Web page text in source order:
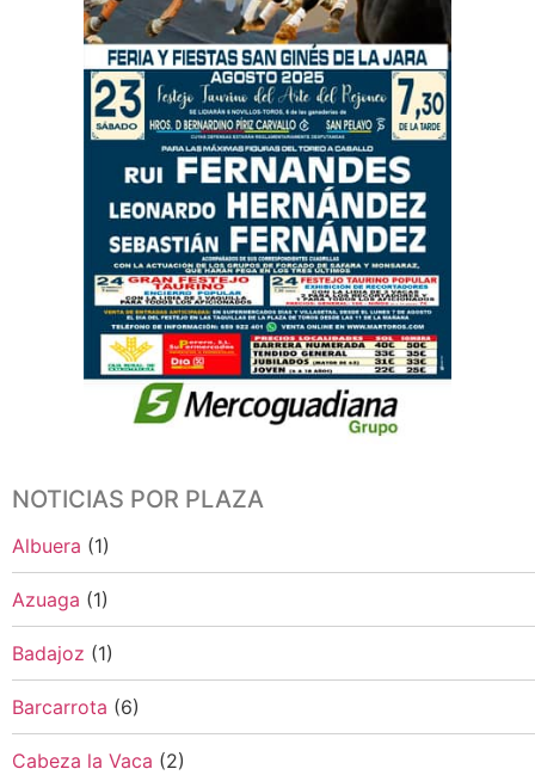
NOTICIAS POR PLAZA
Albuera (1)
Azuaga (1)
Badajoz (1)
Barcarrota (6)
Cabeza la Vaca (2)